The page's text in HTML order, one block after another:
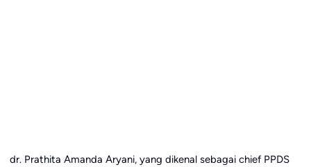
dr. Prathita Amanda Aryani, yang dikenal sebagai chief PPDS